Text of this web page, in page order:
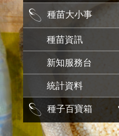
種苗大小事
種苗資訊
新知服務台
統計資料
種子百寶箱